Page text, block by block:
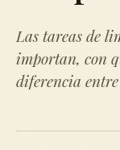
Las tareas de
importan, con
diferencia